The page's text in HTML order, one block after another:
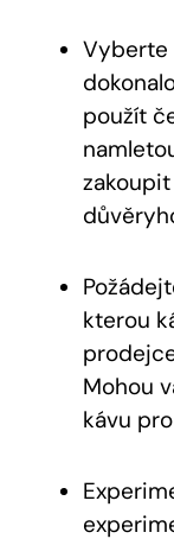
Vyberte
použít
kterou
Mohou
kávu